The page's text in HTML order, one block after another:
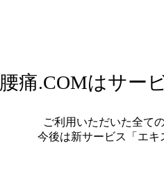
腰痛.COMはサー
ご利用いただいた全て
今後は新サービス「エ